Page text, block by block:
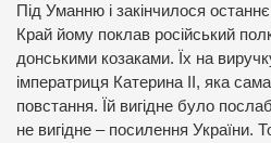
Під Уманню і закінчилося
Край йому поклав російський
донськими козаками. Їх на
імператриця Катерина ІІ, яка
повстання. Їй вигідне було
не вигідне – посилення України.